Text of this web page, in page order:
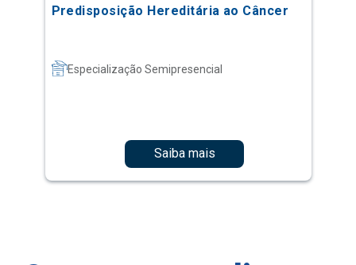
Predisposição Hereditária ao Câncer
Especialização Semipresencial
Saiba mais